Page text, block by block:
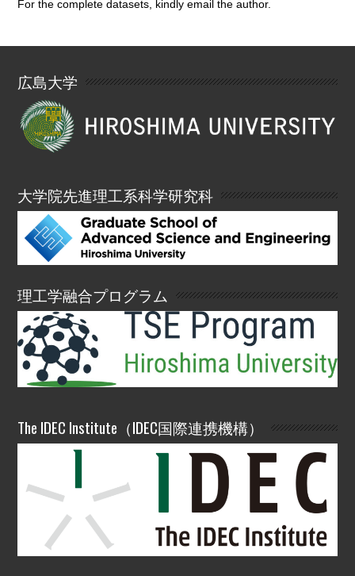
For the complete datasets, kindly email the author.
広島大学
大学院先進理工系科学研究科
理工学融合プログラム
The IDEC Institute（IDEC国際連携機構）